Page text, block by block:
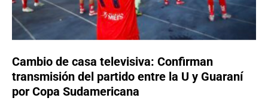
Cambio de casa televisiva: Confirman
transmisión del partido entre la U y Guaraní
por Copa Sudamericana